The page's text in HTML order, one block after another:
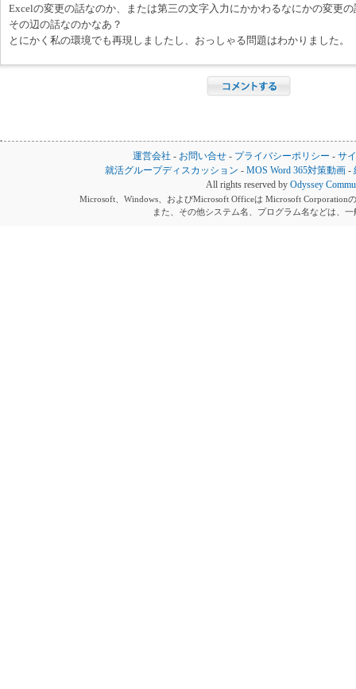
Excelの変更の話なのか、または第三の文字入力にかかわるなにかの変更
その辺の話なのかなあ？
とにかく私の環境でも再現しましたし、おっしゃる問題はわかりました。
運営会社 - お問い合せ - プライバシーポリシー - サ
就活グループディスカッション -MOS Word 365対策動画 -
All rights reserved by Odyssey
Microsoft、Windows、およびMicrosoft Officeは Microsoft Corporation
また、その他システム名、プログラム名などは、